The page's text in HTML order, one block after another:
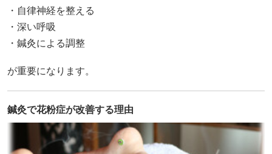
・自律神経を整える
・深い呼吸
・鍼灸による調整
が重要になります。
鍼灸で花粉症が改善する理由